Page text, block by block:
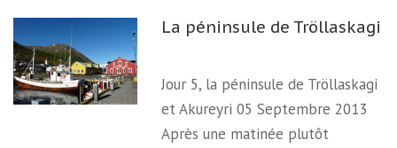
La péninsule de Tröllaskagi
Jour 5, la péninsule de Tröllaskagi
et Akureyri 05 Septembre 2013
Après une matinée plutôt